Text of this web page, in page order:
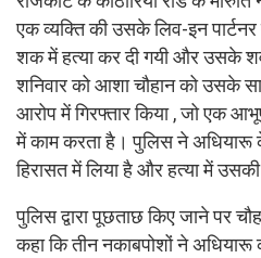
एक व्यक्ति की उसके लिव-इन
शक में हत्या कर दी गयी और उसके
शनिवार को आशा चौहान को उसके
आरोप में गिरफ्तार किया , जो एक
में काम करता है। पुलिस ने
हिरासत में लिया है और हत्या में
पुलिस द्वारा पूछताछ किए जाने पर
कहा कि तीन नकाबपोशों ने